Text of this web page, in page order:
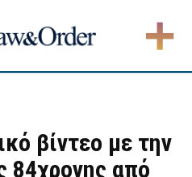
βίντεο με την
84χρονης από